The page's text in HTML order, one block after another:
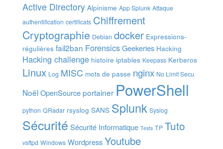
Active Directory Alpinisme App Splunk Attaque
authentification certificats Chiffrement
Cryptographie Debian docker Expressions-
régulières fail2ban ForensicsGeekeries Hacking
Hacking challenge histoire iptables Keepass Kerberos
Linux Log MISC mots de passe nginx No Limit Secu
NoëlOpenSourceportainer PowerShell
python QRadar rsyslog SANS Splunk Syslog
Sécurité Sécurité Informatique Tests TP Tuto
vsftpd Windows WordpressYoutube